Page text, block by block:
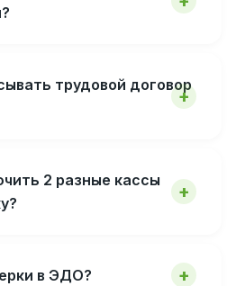
трудовой договор
2 разные кассы
в ЭДО?